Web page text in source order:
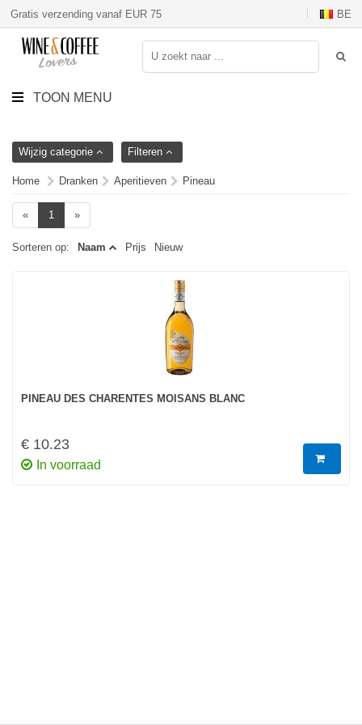
Gratis verzending vanaf EUR 75 BE
TOON MENU
Wijzig categorie Filteren
Home Dranken Aperitieven Pineau
« 1 »
Sorteren op: Naam Prijs Nieuw
PINEAU DES CHARENTES MOISANS BLANC
€ 10.23
In voorraad